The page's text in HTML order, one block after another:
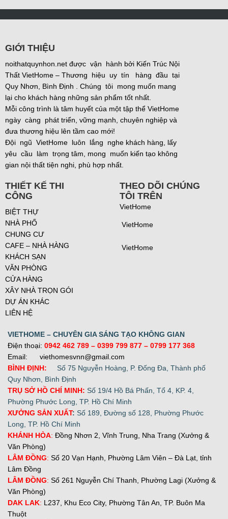
GIỚI THIỆU
noithatquynhon.net được vận hành bởi Kiến Trúc Nội
Thất VietHome – Thương hiệu uy tín hàng đầu tại
Quy Nhơn, Bình Định . Chúng tôi mong muốn mang
lại cho khách hàng những sản phẩm tốt nhất.
Mỗi công trình là tâm huyết của một tập thể VietHome
ngày càng phát triển, vững mạnh, chuyên nghiệp và
đưa thương hiệu lên tầm cao mới!
Đội ngũ VietHome luôn lắng nghe khách hàng, lấy
yêu cầu làm trọng tâm, mong muốn kiến tạo không
gian nội thất tiện nghi, phù hợp nhất.
THIẾT KẾ THI
CÔNG
BIỆT THỰ
NHÀ PHỐ
CHUNG CƯ
CAFE – NHÀ HÀNG
KHÁCH SẠN
VĂN PHÒNG
CỬA HÀNG
XÂY NHÀ TRỌN GÓI
DỰ ÁN KHÁC
LIÊN HỆ
THEO DÕI CHÚNG
TÔI TRÊN
VietHome
VietHome
VietHome
VIETHOME – CHUYÊN GIA SÁNG TẠO KHÔNG GIAN
Điện thoại: 0942 462 789 – 0399 799 877 – 0799 177 368
Email: viethomesvnn@gmail.com
BÌNH ĐỊNH:
Số 75 Nguyễn Hoàng, P. Đống Đa, Thành phố
Quy Nhơn, Bình Định
TRỤ SỞ HỒ CHÍ MINH: Số 19/4 Hồ Bá Phấn, Tổ 4, KP. 4,
Phường Phước Long, TP. Hồ Chí Minh
XƯỞNG SẢN XUẤT: Số 189, Đường số 128, Phường Phước
Long, TP. Hồ Chí Minh
KHÁNH HÒA: Đồng Nhơn 2, Vĩnh Trung, Nha Trang (Xưởng &
Văn Phòng)
LÂM ĐỒNG: Số 20 Vạn Hạnh, Phường Lâm Viên – Đà Lạt, tỉnh
Lâm Đồng
LÂM ĐỒNG: Số 261 Nguyễn Chí Thanh, Phường Lagi (Xưởng &
Văn Phòng)
DAK LAK: L237, Khu Eco City, Phường Tân An, TP. Buôn Ma
Thuột